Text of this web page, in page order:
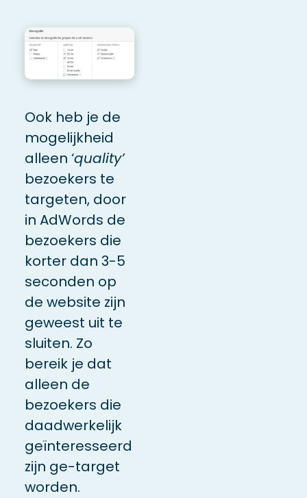
Ook heb je de
mogelijkheid
alleen ‘quality’
bezoekers te
targeten, door
in AdWords de
bezoekers die
korter dan 3-5
seconden op
de website zijn
geweest uit te
sluiten. Zo
bereik je dat
alleen de
bezoekers die
daadwerkelijk
geïnteresseerd
zijn ge-target
worden.